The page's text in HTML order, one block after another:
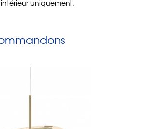
intérieur uniquement.